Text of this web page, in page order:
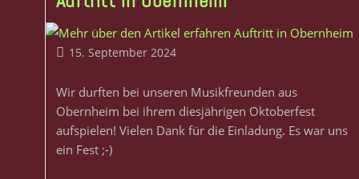
15. September 2024
Wir durften bei unseren Musikfreunden aus
Obernheim bei ihrem diesjährigen Oktoberfest
aufspielen! Vielen Dank für die Einladung. Es war uns
ein Fest ;-)